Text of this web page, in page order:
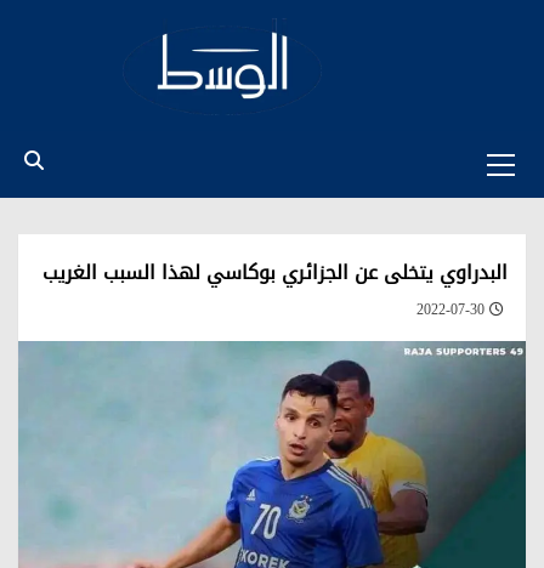
Menu
البدراوي يتخلى عن الجزائري بوكاسي لهذا السبب الغريب
2022-07-30